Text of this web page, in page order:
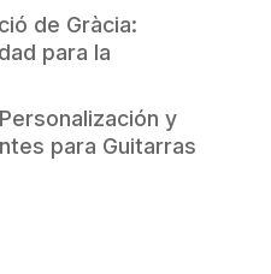
de Gràcia:
para la
y
para Guitarras